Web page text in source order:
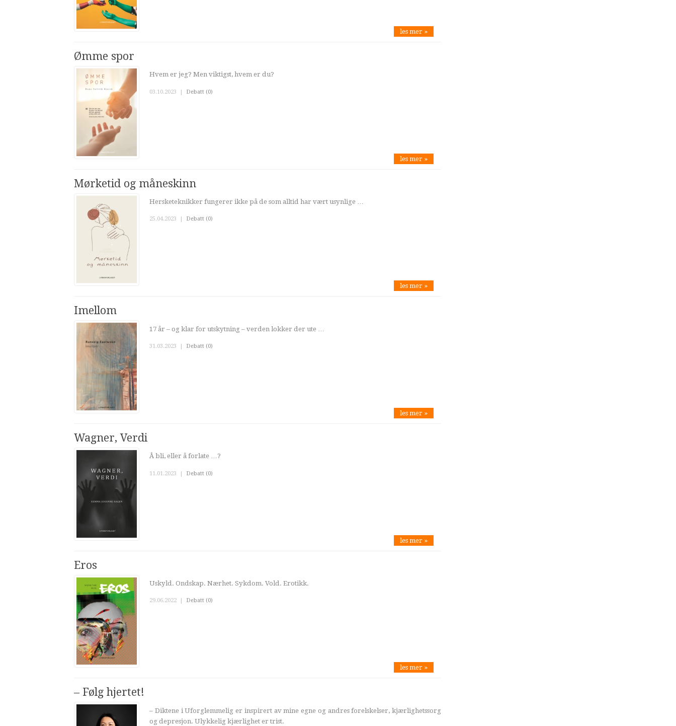
les mer »
Ømme spor
Hvem er jeg? Men viktigst, hvem er du?
03.10.2023 | Debatt (0)
les mer »
Mørketid og måneskinn
Hersketeknikker fungerer ikke på de som alltid har vært usynlige …
25.04.2023 Debatt (0)
les mer »
Imellom
17 år – og klar for utskytning – verden lokker der ute …
31.03.2023 | Debatt (0)
les mer »
Wagner, Verdi
Å bli, eller å forlate …?
11.01.2023 | Debatt (0)
les mer »
Eros
Uskyld. Ondskap. Nærhet. Sykdom. Vold. Erotikk.
29.06.2022 Debatt (0)
les mer »
– Følg hjertet!
– Diktene i Uforglemmelig er inspirert av mine egne og andres forelskelser, kjærlighetssorg
og depresjon. Ulykkelig kjærlighet er trist.